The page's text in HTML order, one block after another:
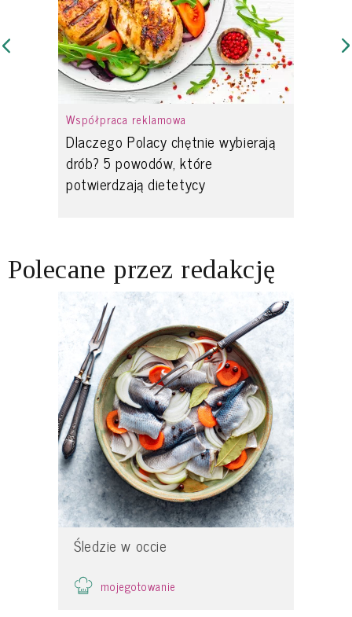
Współpraca reklamowa
Dlaczego Polacy chętnie wybierają
drób? 5 powodów, które
potwierdzają dietetycy
Polecane przez redakcję
Śledzie w occie
mojegotowanie